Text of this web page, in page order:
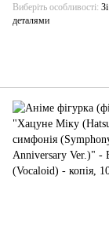
Виберіть особливості
деталями